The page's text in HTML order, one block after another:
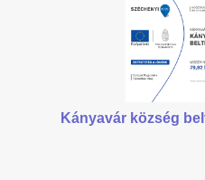
Kányavár község